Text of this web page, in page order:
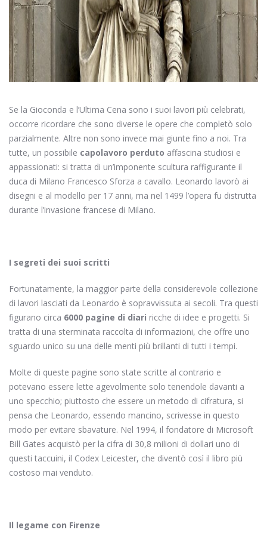
Se la Gioconda e l’Ultima Cena sono i suoi lavori più celebrati,
occorre ricordare che sono diverse le opere che completò solo
parzialmente. Altre non sono invece mai giunte fino a noi. Tra
tutte, un possibile capolavoro perduto affascina studiosi e
appassionati: si tratta di un’imponente scultura raffigurante il
duca di Milano Francesco Sforza a cavallo. Leonardo lavorò ai
disegni e al modello per 17 anni, ma nel 1499 l’opera fu distrutta
durante l’invasione francese di Milano.
I segreti dei suoi scritti
Fortunatamente, la maggior parte della considerevole collezione
di lavori lasciati da Leonardo è sopravvissuta ai secoli. Tra questi
figurano circa 6000 pagine di diari ricche di idee e progetti. Si
tratta di una sterminata raccolta di informazioni, che offre uno
sguardo unico su una delle menti più brillanti di tutti i tempi.
Molte di queste pagine sono state scritte al contrario e
potevano essere lette agevolmente solo tenendole davanti a
uno specchio; piuttosto che essere un metodo di cifratura, si
pensa che Leonardo, essendo mancino, scrivesse in questo
modo per evitare sbavature. Nel 1994, il fondatore di Microsoft
Bill Gates acquistò per la cifra di 30,8 milioni di dollari uno di
questi taccuini, il Codex Leicester, che diventò così il libro più
costoso mai venduto.
Il legame con Firenze